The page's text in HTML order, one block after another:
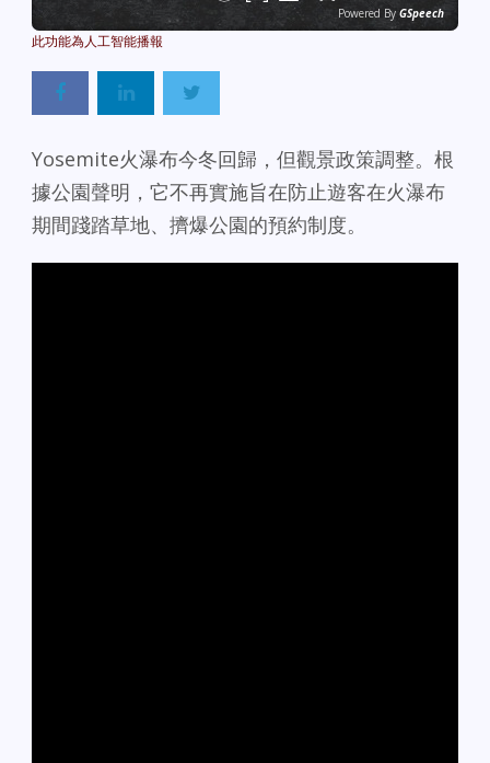
Powered By GSpeech
Yosemite火瀑布今冬回歸，但觀景政策調整。根
據公園聲明，它不再實施旨在防止遊客在火瀑布
期間踐踏草地、擠爆公園的預約制度。